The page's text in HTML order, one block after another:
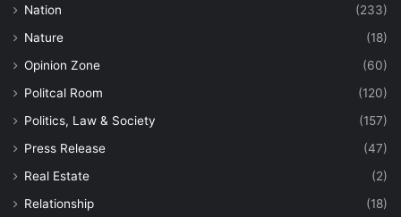
Nation
(233)
Nature
(18)
Opinion Zone
(60)
Politcal Room
(120)
Politics, Law & Society
(157)
Press Release
(47)
Real Estate
(2)
Relationship
(18)